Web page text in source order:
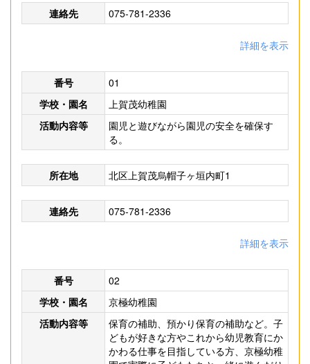
連絡先 075-781-2336
詳細を表示
番号
01
学校・園名
上賀茂幼稚園
活動内容等
園児と遊びながら園児の安全を確保す
る。
所在地 北区上賀茂烏帽子ヶ垣内町1
連絡先 075-781-2336
詳細を表示
番号
02
学校・園名
京極幼稚園
活動内容等
保育の補助、預かり保育の補助など。子
どもが好きな方やこれから幼児教育にか
かわる仕事を目指している方、京極幼稚